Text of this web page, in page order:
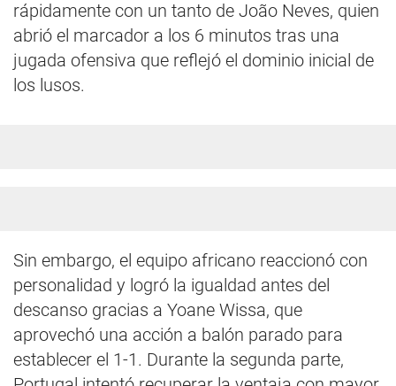
rápidamente con un tanto de João Neves, quien
abrió el marcador a los 6 minutos tras una
jugada ofensiva que reflejó el dominio inicial de
los lusos.
Sin embargo, el equipo africano reaccionó con
personalidad y logró la igualdad antes del
descanso gracias a Yoane Wissa, que
aprovechó una acción a balón parado para
establecer el 1-1. Durante la segunda parte,